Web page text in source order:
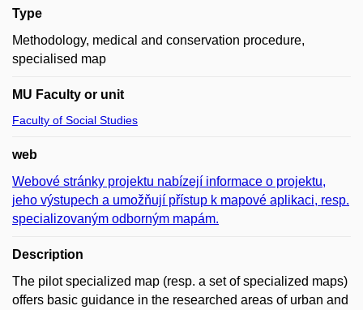
Type
Methodology, medical and conservation procedure,
specialised map
MU Faculty or unit
Faculty of Social Studies
web
Webové stránky projektu nabízejí informace o projektu,
jeho výstupech a umožňují přístup k mapové aplikaci, resp.
specializovaným odborným mapám.
Description
The pilot specialized map (resp. a set of specialized maps)
offers basic guidance in the researched areas of urban and